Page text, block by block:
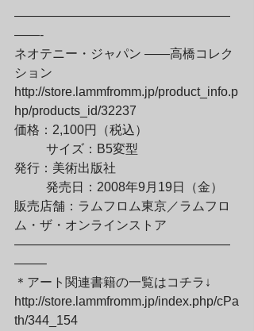
—————————————————
——-
ネオテニー・ジャパン ――高橋コレク
ション
http://store.lammfromm.jp/product_info.p
hp/products_id/32237
価格：2,100円（税込）
発行：美術出版社
販売店舗：ラムフロム東京／ラムフロ
ム・ザ・オンラインストア
—————————————————
——–
＊アート関連書籍の一覧はコチラ↓
http://store.lammfromm.jp/index.php/cPa
th/344_154